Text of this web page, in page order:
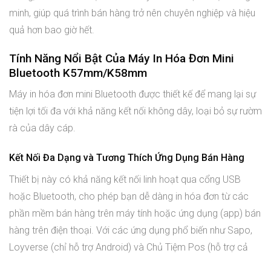
minh, giúp quá trình bán hàng trở nên chuyên nghiệp và hiệu
quả hơn bao giờ hết.
Tính Năng Nổi Bật Của Máy In Hóa Đơn Mini
Bluetooth K57mm/K58mm
Máy in hóa đơn mini Bluetooth được thiết kế để mang lại sự
tiện lợi tối đa với khả năng kết nối không dây, loại bỏ sự rườm
rà của dây cáp.
Kết Nối Đa Dạng và Tương Thích Ứng Dụng Bán Hàng
Thiết bị này có khả năng kết nối linh hoạt qua cổng USB
hoặc Bluetooth, cho phép bạn dễ dàng in hóa đơn từ các
phần mềm bán hàng trên máy tính hoặc ứng dụng (app) bán
hàng trên điện thoại. Với các ứng dụng phổ biến như Sapo,
Loyverse (chỉ hỗ trợ Android) và Chủ Tiệm Pos (hỗ trợ cả